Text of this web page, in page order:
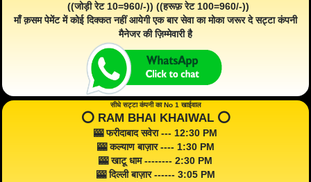
((जोड़ी रेट 10=960/-)) ((हरूफ़ रेट 100=960/-))
माँ क़सम पेमेंट में कोई दिक्कत नहीं आयेगी एक बार सेवा का मोका जरूर दे सट्टा कंपनी
मैनेजर की ज़िम्मेवारी है
सीधे सट्टा कंपनी का No 1 खाईवाल
⭕️ RAM BHAI KHAIWAL ⭕️
🎰 फरीदाबाद सवेरा --- 12:30 PM
🎰 कल्याण बाज़ार ---- 1:30 PM
🎰 खाटू धाम -------- 2:30 PM
🎰 दिल्ली बाज़ार ------ 3:05 PM